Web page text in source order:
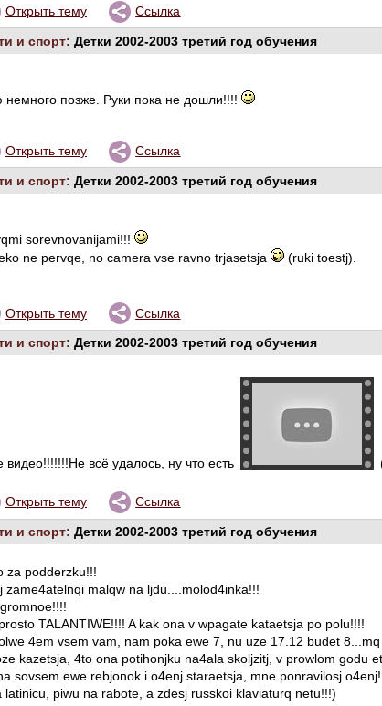
Открыть тему Ссылка
и спорт:Детки 2002-2003 третий год обучения
немного позже. Руки пока не дошли!!!!
Открыть тему Ссылка
и спорт:Детки 2002-2003 третий год обучения
sorevnovanijami!!!
ne pervqe, no camera vse ravno trjasetsja
(ruki toestj).
Открыть тему Ссылка
и спорт:Детки 2002-2003 третий год обучения
всё удалось, ну что есть
Открыть тему Ссылка
и спорт:Детки 2002-2003 третий год обучения
za podderzku!!!
zame4atelnqi malqw na ljdu....molod4inka!!!
TALANTIWE!!!! A kak ona v wpagate kataetsja po polu!!!!
4em vsem vam, nam poka ewe 7, nu uze 17.12 budet
kazetsja, 4to ona potihonjku na4ala skoljzitj, v prowlom godu
sovsem ewe rebjonok i o4enj staraetsja, mne ponravilosj
latinicu, piwu na rabote, a zdesj russkoi klaviaturq netu!!!)